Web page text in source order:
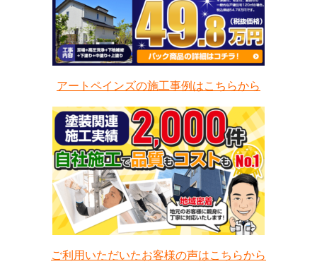
アートペインズの施工事例はこちらから
ご利用いただいたお客様の声はこちらから